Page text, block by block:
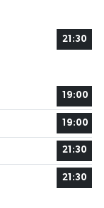
21:30
19:00
19:00
21:30
21:30